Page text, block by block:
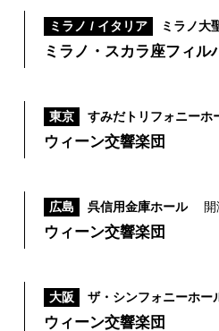
ミラノ / イタリア ミラノ大
ミラノ・スカラ座フィル
東京 すみだトリフォニーホ
ウィーン交響楽団
広島 呉信用金庫ホール
ウィーン交響楽団
大阪 ザ・シンフォニーホー
ウィーン交響楽団